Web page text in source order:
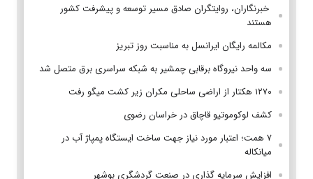
‌ خبرنگاران، روایتگران صادق مسیر توسعه و پیشرفت کشور
هستند
مکالمه رایگان ایرانسل به مناسبت روز تبریز
سه واحد نیروگاه برقابی چمشیر به شبکه سراسری برق متصل شد
۱۲۷۰ هکتار از اراضی ساحلی مکران زیر کشت میگو رفت
کشف لوکوموتیو قاچاق در خراسان رضوی
۷ همت؛ اعتبار مورد نیاز جهت ساخت ایستگاه پمپاژ آب در
میانکاله
افزایش سرمایه گذاری در صنعت گردشگری بوشهر